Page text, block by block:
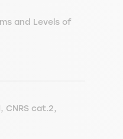
and Levels of
CNRS cat.2,